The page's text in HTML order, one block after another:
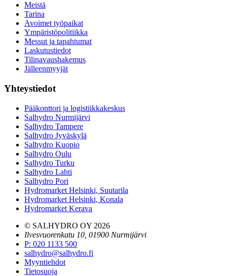
Meistä
Tarina
Avoimet työpaikat
Ympäristöpolitiikka
Messut ja tapahtumat
Laskutustiedot
Tilinavaushakemus
Jälleenmyyjät
Yhteystiedot
Pääkonttori ja logistiikkakeskus
Salhydro Nurmijärvi
Salhydro Tampere
Salhydro Jyväskylä
Salhydro Kuopio
Salhydro Oulu
Salhydro Turku
Salhydro Lahti
Salhydro Pori
Hydromarket Helsinki, Suutarila
Hydromarket Helsinki, Konala
Hydromarket Kerava
© SALHYDRO OY 2026
Ilvesvuorenkatu 10, 01900 Nurmijärvi
P: 020 1133 500
salhydro@salhydro.fi
Myyntiehdot
Tietosuoja